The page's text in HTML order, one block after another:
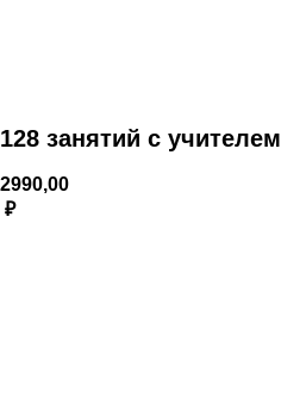
128 занятий с учителем
2990,00
₽